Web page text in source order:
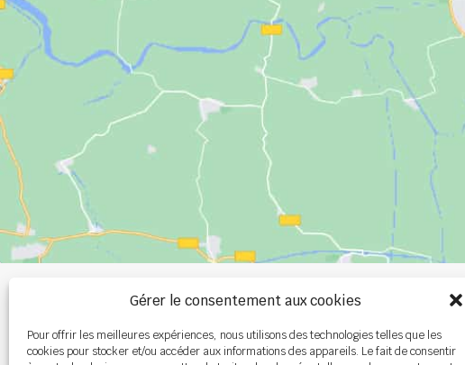
Gérer le consentement aux cookies
Pour offrir les meilleures expériences, nous utilisons des technologies telles que les
cookies pour stocker et/ou accéder aux informations des appareils. Le fait de consentir
+33 (0)2 99 00 84 84
info@burel-group.com